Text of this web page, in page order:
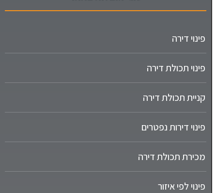
פינוי דירה
פינוי תכולת דירה
קניית תכולת דירה
פינוי דירות נפטרים
מכירת תכולת דירה
פינוי לפי איזור